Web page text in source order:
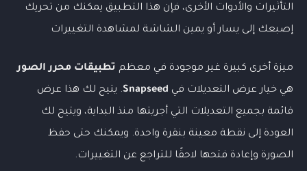
التأثيرات والأدوات الأخرى، فإن هذا التطبيق يمكنك من تحريك
إصبعك إلى يسار أو يمين الشاشة لمشاهدة التغييرات
ميزة أخرى كبيرة غير موجودة في معظم تطبيقات محرر الصور
هي خيار عرض التعديلات في Snapseed. يتيح لك هذا عرض
قائمة بجميع التعديلات التي أجريتها منذ البداية، ويتيح لك
العودة إلى نقطة معينة بنقرة واحدة. ويمكنك حتى حفظ
الصورة وإعادة فتحها لاحقًا للتراجع عن التغييرات.